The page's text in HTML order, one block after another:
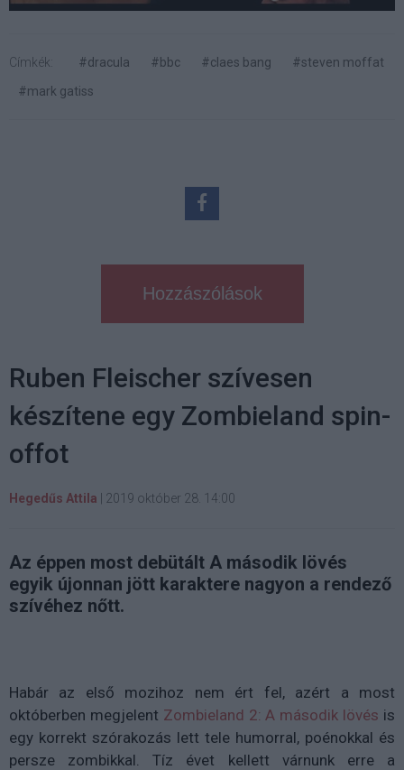
Címkék: #dracula #bbc #claes bang
#steven moffat
#mark gatiss
Hozzászólások
Ruben Fleischer szívesen
készítene egy Zombieland spin-
offot
Hegedűs Attila 2019 október 28. 14:00
Az éppen most debütált A második lövés
egyik újonnan jött karaktere nagyon a rendező
szívéhez nőtt.
Habár az első mozihoz nem ért fel, azért a most
októberben megjelent Zombieland 2: A második lövés is
egy korrekt szórakozás lett tele humorral, poénokkal és
persze zombikkal. Tíz évet kellett várnunk erre a